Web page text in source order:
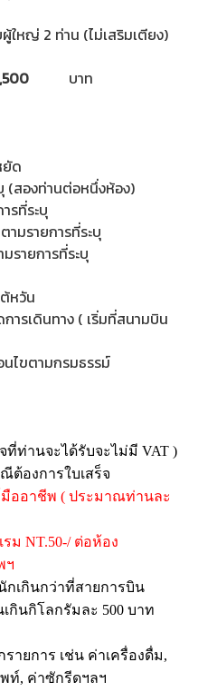
ใหญ่ 2 ท่าน (ไม่เสริมเตียง)
บาท
ยัด
(สองท่านต่อหนึ่งห้อง)
รที่ระบุ
ามรายการที่ระบุ
รายการที่ระบุ
หวัน
รเดินทาง ( เริ่มที่สนามบิน
นไขตามกรมธรรม์
ที่ท่านจะได้รับจะไม่มี VAT )
ต้องการใบเสร็จ
ออาชีพ ( ประมาณท่านละ
ม NT.50-/ ต่อห้อง
ฯ
กเกินกว่าที่สายการบิน
กินกิโลกรัมละ 500 บาท
ายการ เช่น ค่าเครื่องดื่ม,
ท์, ค่าซักรีดฯลฯ